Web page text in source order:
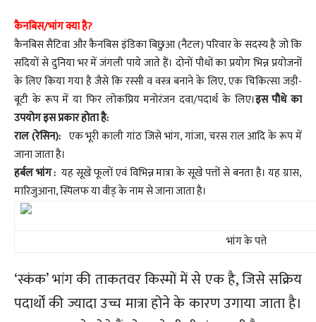
कैनबिस/भांग क्या है?
कैनबिस सैटिवा और कैनबिस इंडिका बिछुआ (नैटल) परिवार के सदस्य है जो कि
सदियों से दुनिया भर में जंगली पाये जाते हैं। दोनों पौधों का प्रयोग भिन्न प्रयोजनों
के लिए किया गया है जैसे कि रस्सी व वस्त्र बनाने के लिए, एक चिकित्सा जड़ी-
बूटी के रूप में या फिर लोकप्रिय मनोरंजन दवा/पदार्थ के लिए।इस पौधे का
उपयोग इस प्रकार होता है:
राल (रेसिन): एक भूरी काली गांठ जिसे भांग, गांजा, चरस राल आदि के रूप में
जाना जाता है।
हर्बल भांग : यह सूखे फूलों एवं विभिन्न मात्रा के सूखे पत्तों से बनता है। यह ग्रास,
मारिजुआना, स्पिलफ या वीड् के नाम से जाना जाता है।
भांग के पत्ते
‘स्कंक’ भांग की ताकतवर किस्मों में से एक है, जिसे सक्रिय
पदार्थों की ज्यादा उच्च मात्रा होने के कारण उगाया जाता है।